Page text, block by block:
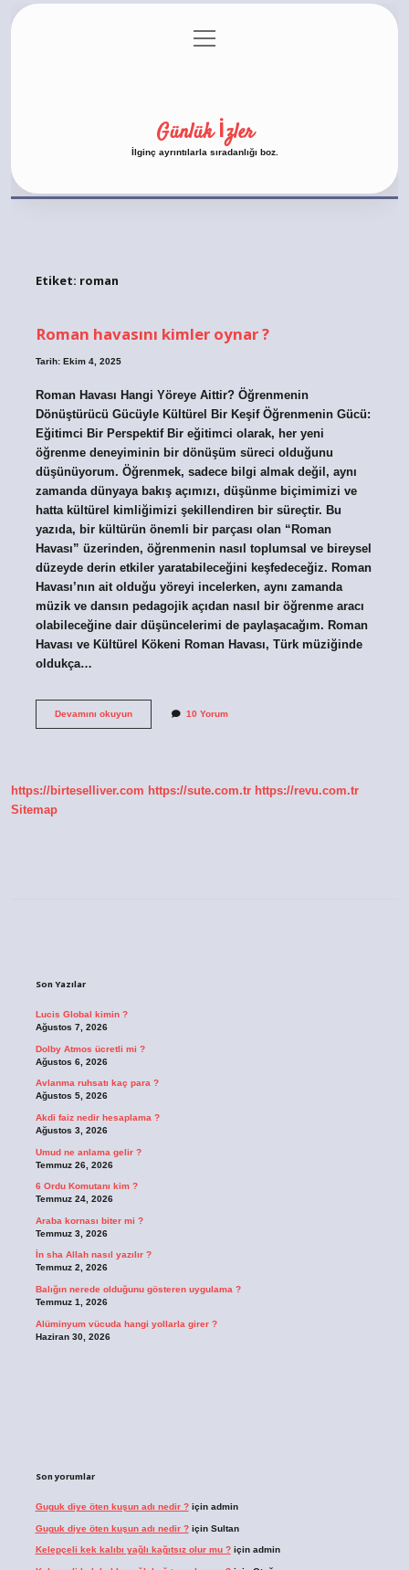
Gizlilik Politikası
menüyü
aç
Günlük İzler
İlginç ayrıntılarla sıradanlığı boz.
Etiket: roman
Roman havasını kimler oynar ?
Tarih: Ekim 4, 2025
Roman Havası Hangi Yöreye Aittir? Öğrenmenin
Dönüştürücü Gücüyle Kültürel Bir Keşif Öğrenmenin Gücü:
Eğitimci Bir Perspektif Bir eğitimci olarak, her yeni
öğrenme deneyiminin bir dönüşüm süreci olduğunu
düşünüyorum. Öğrenmek, sadece bilgi almak değil, aynı
zamanda dünyaya bakış açımızı, düşünme biçimimizi ve
hatta kültürel kimliğimizi şekillendiren bir süreçtir. Bu
yazıda, bir kültürün önemli bir parçası olan “Roman
Havası” üzerinden, öğrenmenin nasıl toplumsal ve bireysel
düzeyde derin etkiler yaratabileceğini keşfedeceğiz. Roman
Havası’nın ait olduğu yöreyi incelerken, aynı zamanda
müzik ve dansın pedagojik açıdan nasıl bir öğrenme aracı
olabileceğine dair düşüncelerimi de paylaşacağım. Roman
Havası ve Kültürel Kökeni Roman Havası, Türk müziğinde
oldukça…
Devamını okuyunRoman
10 Yorum
https://birteselliver.com https://sute.com.tr https://revu.com.tr
Sitemap
Son Yazılar
Lucis Global kimin ?
Ağustos 7, 2026
Dolby Atmos ücretli mi ?
Ağustos 6, 2026
Avlanma ruhsatı kaç para ?
Ağustos 5, 2026
Akdi faiz nedir hesaplama ?
Ağustos 3, 2026
Umud ne anlama gelir ?
Temmuz 26, 2026
6 Ordu Komutanı kim ?
Temmuz 24, 2026
Araba kornası biter mi ?
Temmuz 3, 2026
İn sha Allah nasıl yazılır ?
Temmuz 2, 2026
Balığın nerede olduğunu gösteren uygulama ?
Temmuz 1, 2026
Alüminyum vücuda hangi yollarla girer ?
Haziran 30, 2026
Son yorumlar
Guguk diye öten kuşun adı nedir ?için admin
Guguk diye öten kuşun adı nedir ?için Sultan
Kelepçeli kek kalıbı yağlı kağıtsız olur mu ?için admin